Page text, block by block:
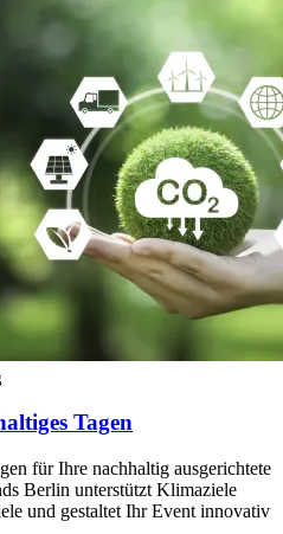
Tagen
für Ihre nachhaltig ausgerichtete
Berlin unterstützt Klimaziele
und gestaltet Ihr Event innovativ